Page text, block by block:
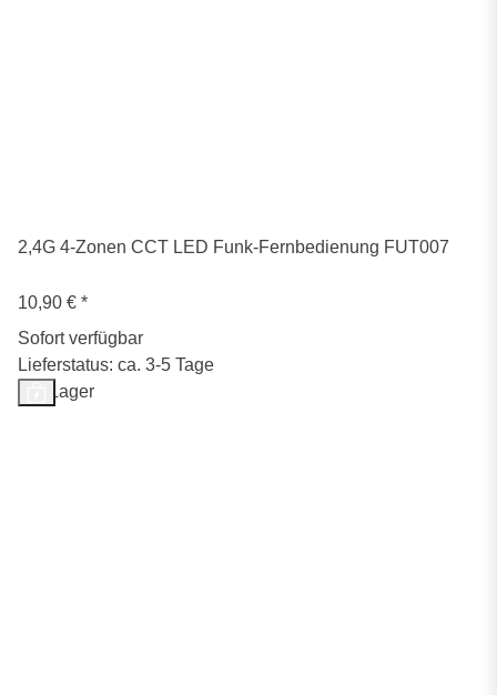
2,4G 4-Zonen CCT LED Funk-Fernbedienung FUT007
10,90 € *
Sofort verfügbar
Lieferstatus: ca. 3-5 Tage
Auf Lager